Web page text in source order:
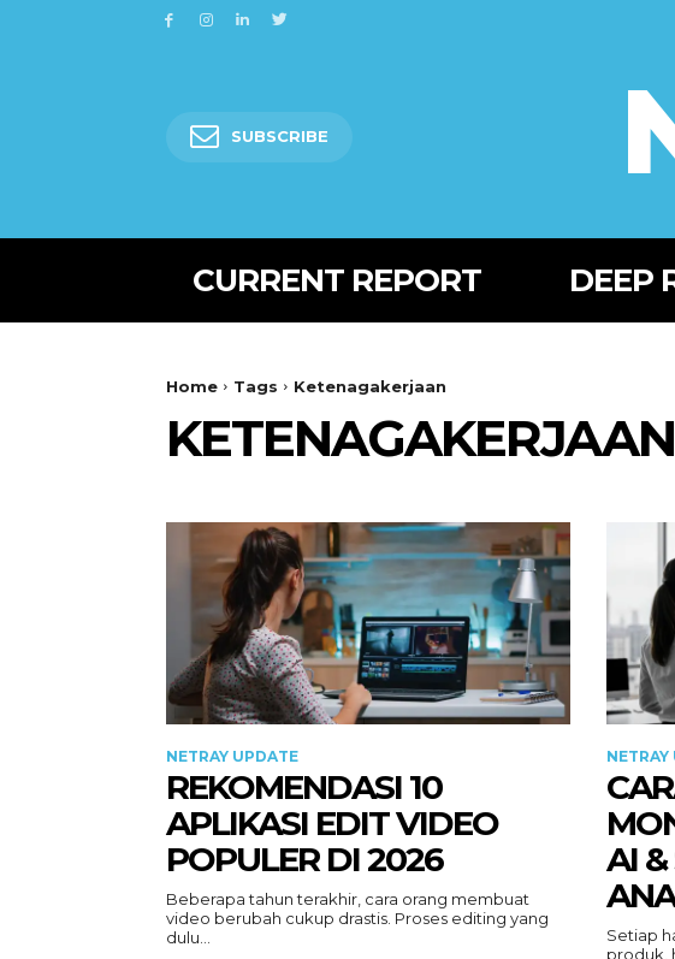
SUBSCRIBE
CURRENT REPORT DEEP
Home Tags Ketenagakerjaan
KETENAGAKERJAAN
NETRAY UPDATE
REKOMENDASI 10
APLIKASI EDIT VIDEO
POPULER DI 2026
Beberapa tahun terakhir, cara orang membuat
video berubah cukup drastis. Proses editing yang
dulu...
AI &
Setiap
produk,